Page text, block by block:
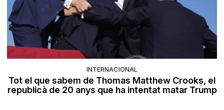
INTERNACIONAL
Tot el que sabem de Thomas Matthew Crooks, el
republicà de 20 anys que ha intentat matar Trump